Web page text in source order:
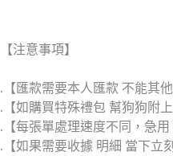
【注意事項】
.【匯款需要本人匯款 不能其
.【如購買特殊禮包 幫狗狗附上
.【每張單處理速度不同，急
.【如果需要收據 明細 當下立